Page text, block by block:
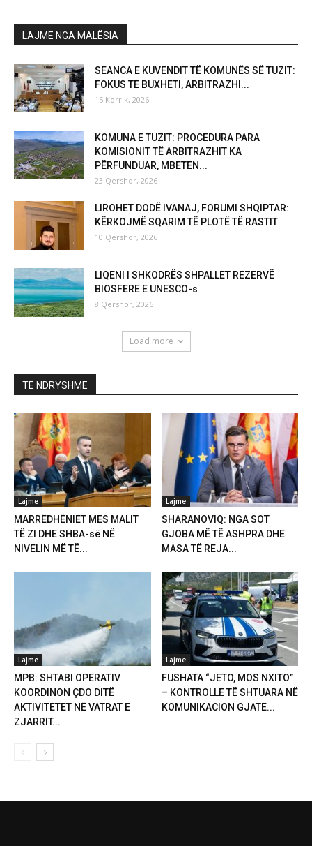
LAJME NGA MALËSIA
SEANCA E KUVENDIT TË KOMUNËS SË TUZIT:
FOKUS TE BUXHETI, ARBITRAZHI...
15 Korrik, 2026
KOMUNA E TUZIT: PROCEDURA PARA
KOMISIONIT TË ARBITRAZHIT KA
PËRFUNDUAR, MBETEN...
23 Qershor, 2026
LIROHET DODË IVANAJ, FORUMI SHQIPTAR:
KËRKOJMË SQARIM TË PLOTË TË RASTIT
10 Qershor, 2026
LIQENI I SHKODRËS SHPALLET REZERVË
BIOSFERE E UNESCO-s
8 Qershor, 2026
Load more
TË NDRYSHME
Lajme
MARRËDHËNIET MES MALIT
TË ZI DHE SHBA-së NË
NIVELIN MË TË...
Lajme
SHARANOVIQ: NGA SOT
GJOBA MË TË ASHPRA DHE
MASA TË REJA...
Lajme
MPB: SHTABI OPERATIV
KOORDINON ÇDO DITË
AKTIVITETET NË VATRAT E
ZJARRIT...
Lajme
FUSHATA “JETO, MOS NXITO”
– KONTROLLE TË SHTUARA NË
KOMUNIKACION GJATË...